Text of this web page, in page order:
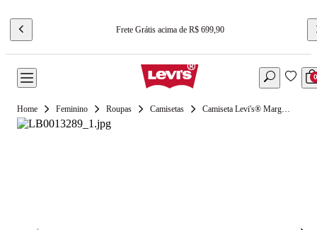
Frete Grátis acima de R$ 699,90
0
Feminino Roupas Camisetas Camiseta Levi's® Margot Pocket Rosa Manga Curta